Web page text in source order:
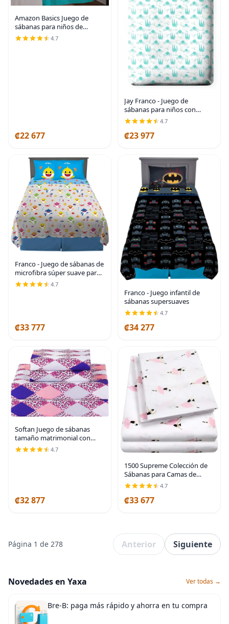
Amazon Basics Juego de
sábanas para niños de
microfibra ligera, suave y fácil
de lavar, 3 piezas, tamaño
4.7
₡22 677
Jay Franco - Juego de
sábanas para niños con
sábana bajera, sábana
encimera y funda para
almohada - Ropa de cama
4.7
₡23 977
Franco - Juego de sábanas de
microfibra súper suave para
niños, tamaño matrimonial,
Baby Shark
4.7
₡33 777
Franco - Juego infantil de
sábanas supersuaves
4.7
₡34 277
Softan Juego de sábanas
tamaño matrimonial con
estampado geométrico de
rombos y leopardo, sábanas
4.7
₡32 877
1500 Supreme Colección de
Sábanas para Camas de
Niños - Juegos de Sábanas
Divertidos, Coloridos y
Cómodos para Niños y Niñas
4.7
₡33 677
Página 1 de 278 Anterior Siguiente
Novedades en Yaxa Ver todas →
Bre-B: paga más rápido y ahorra en tu compra